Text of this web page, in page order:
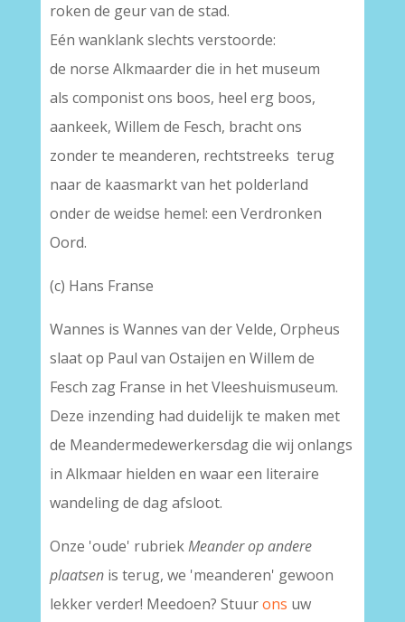
roken de geur van de stad.
Eén wanklank slechts verstoorde:
de norse Alkmaarder die in het museum
als componist ons boos, heel erg boos,
aankeek, Willem de Fesch, bracht ons
zonder te meanderen, rechtstreeks terug
naar de kaasmarkt van het polderland
onder de weidse hemel: een Verdronken
Oord.
(c) Hans Franse
Wannes is Wannes van der Velde, Orpheus
slaat op Paul van Ostaijen en Willem de
Fesch zag Franse in het Vleeshuismuseum.
Deze inzending had duidelijk te maken met
de Meandermedewerkersdag die wij onlangs
in Alkmaar hielden en waar een literaire
wandeling de dag afsloot.
Onze 'oude' rubriekMeander op andere
plaatsen is terug, we 'meanderen' gewoon
lekker verder! Meedoen? Stuurons uw